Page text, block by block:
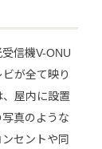
信機V-ONU
が全て映り
屋内に設置
真のような
セントや同